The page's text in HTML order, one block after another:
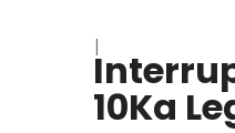
|
10Ka